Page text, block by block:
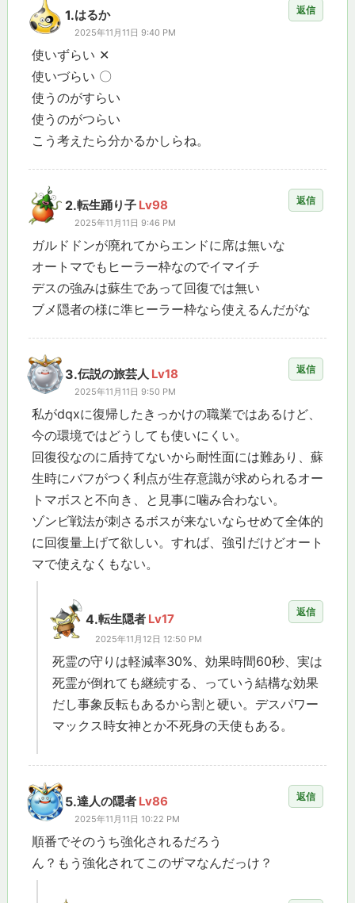
1.はるか
2025年11月11日 9:40 PM
使いずらい ✕
使いづらい 〇
使うのがすらい
使うのがつらい
こう考えたら分かるかしらね。
返信
2.転生踊り子 Lv98
2025年11月11日 9:46 PM
ガルドドンが廃れてからエンドに席は無いな
オートマでもヒーラー枠なのでイマイチ
デスの強みは蘇生であって回復では無い
ブメ隠者の様に準ヒーラー枠なら使えるんだがな
返信
3.伝説の旅芸人 Lv18
2025年11月11日 9:50 PM
私がdqxに復帰したきっかけの職業ではあるけど、
今の環境ではどうしても使いにくい。
回復役なのに盾持てないから耐性面には難あり、蘇
生時にバフがつく利点が生存意識が求められるオー
トマボスと不向き、と見事に噛み合わない。
ゾンビ戦法が刺さるボスが来ないならせめて全体的
に回復量上げて欲しい。すれば、強引だけどオート
マで使えなくもない。
返信
4.転生隠者 Lv17
2025年11月12日 12:50 PM
死霊の守りは軽減率30%、効果時間60秒、実は
死霊が倒れても継続する、っていう結構な効果
だし事象反転もあるから割と硬い。デスパワー
マックス時女神とか不死身の天使もある。
返信
5.達人の隠者 Lv86
2025年11月11日 10:22 PM
順番でそのうち強化されるだろう
ん？もう強化されてこのザマなんだっけ？
返信